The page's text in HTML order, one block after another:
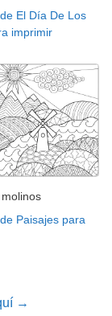
El Día De Los
imprimir
Paisajes para
→